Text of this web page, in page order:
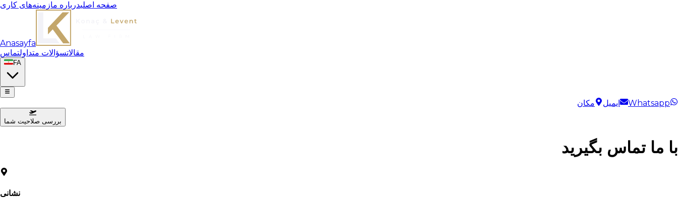
صفحه اصلیدرباره مازمینه‌های کاری
Anasayfa
مقالاتسؤالات متداولتماس
FA
Whatsapp ایمیل مکان
بررسی صلاحیت شما
با ما تماس بگیرید
نشانی